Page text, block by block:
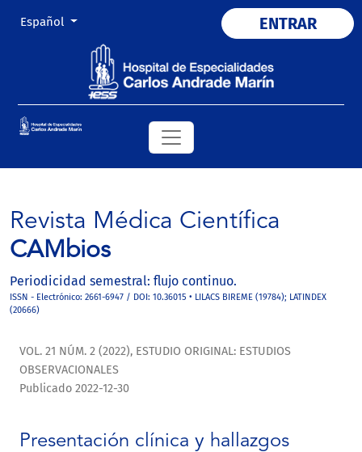
Cambiar el idioma. El actual es:
Español ENTRAR
Revista Médica Científica
CAMbios
Periodicidad semestral: flujo continuo.
ISSN - Electrónico: 2661-6947 / DOI: 10.36015 • LILACS BIREME (19784); LATINDEX
(20666)
VOL. 21 NÚM. 2 (2022), ESTUDIO ORIGINAL: ESTUDIOS
OBSERVACIONALES
Presentación clínica y hallazgos
Publicado 2022-12-30